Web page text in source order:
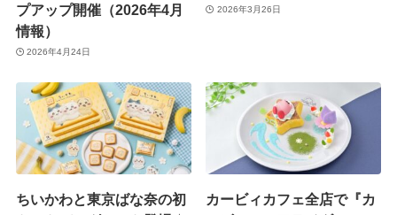
プアップ開催（2026年4月
情報）
2026年4月24日
2026年3月26日
ちいかわと東京ばな奈の初
カービィカフェ全店で『カ